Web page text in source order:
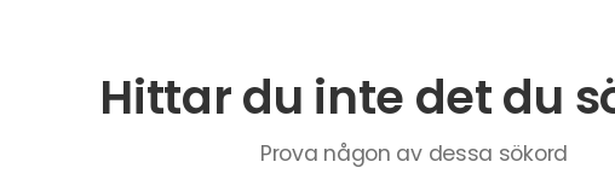
Hittar du inte det du
Prova någon av dessa sökord